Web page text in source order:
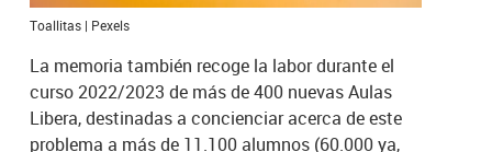
Toallitas | Pexels
La memoria también recoge la labor durante el
curso 2022/2023 de más de 400 nuevas Aulas
Libera, destinadas a concienciar acerca de este
problema a más de 11.100 alumnos (60.000 ya,